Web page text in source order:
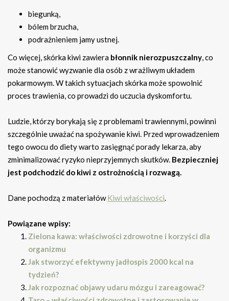
biegunką,
bólem brzucha,
podrażnieniem jamy ustnej.
Co więcej, skórka kiwi zawiera błonnik nierozpuszczalny, co
może stanowić wyzwanie dla osób z wrażliwym układem
pokarmowym. W takich sytuacjach skórka może spowolnić
proces trawienia, co prowadzi do uczucia dyskomfortu.
Ludzie, którzy borykają się z problemami trawiennymi, powinni
szczególnie uważać na spożywanie kiwi. Przed wprowadzeniem
tego owocu do diety warto zasięgnąć porady lekarza, aby
zminimalizować ryzyko nieprzyjemnych skutków. Bezpieczniej
jest podchodzić do kiwi z ostrożnością i rozwagą.
Dane pochodzą z materiałówKiwi właściwości.
Powiązane wpisy:
Zielona kawa: właściwości zdrowotne i korzyści dla
organizmu
Jak stworzyć efektywny jadłospis 2000 kcal na
tydzień?
Jak rozpoznać objawy udaru mózgu i zareagować?